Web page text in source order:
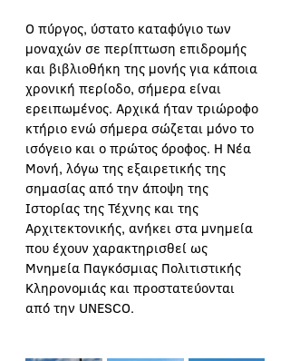
Ο πύργος, ύστατο καταφύγιο των
μοναχών σε περίπτωση επιδρομής
και βιβλιοθήκη της μονής για κάποια
χρονική περίοδο, σήμερα είναι
ερειπωμένος. Αρχικά ήταν τριώροφο
κτήριο ενώ σήμερα σώζεται μόνο το
ισόγειο και ο πρώτος όροφος. Η Νέα
Μονή, λόγω της εξαιρετικής της
σημασίας από την άποψη της
Ιστορίας της Τέχνης και της
Αρχιτεκτονικής, ανήκει στα μνημεία
που έχουν χαρακτηρισθεί ως
Μνημεία Παγκόσμιας Πολιτιστικής
Κληρονομιάς και προστατεύονται
από την UNESCO.